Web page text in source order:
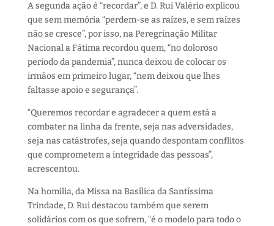
A segunda ação é “recordar”, e D. Rui Valério explicou
que sem memória “perdem-se as raízes, e sem raízes
não se cresce”, por isso, na Peregrinação Militar
Nacional a Fátima recordou quem, “no doloroso
período da pandemia”, nunca deixou de colocar os
irmãos em primeiro lugar, “nem deixou que lhes
faltasse apoio e segurança”.
“Queremos recordar e agradecer a quem está a
combater na linha da frente, seja nas adversidades,
seja nas catástrofes, seja quando despontam conflitos
que comprometem a integridade das pessoas”,
acrescentou.
Na homilia, da Missa na Basílica da Santíssima
Trindade, D. Rui destacou também que serem
solidários com os que sofrem, “é o modelo para todo o